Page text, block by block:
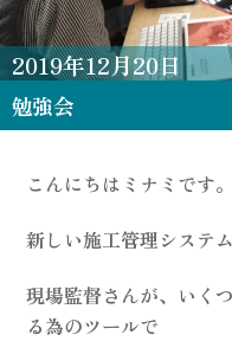
2019年12月20日
勉強会
こんにちはミナミです。
新しい施工管理システ
現場監督さんが、いく
る為のツールで